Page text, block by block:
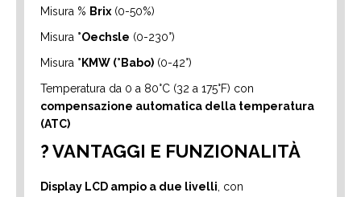
Misura % Brix (0-50%)
Misura °Oechsle (0-230°)
Misura °KMW (°Babo) (0-42°)
Temperatura da 0 a 80°C (32 a 175°F) con
compensazione automatica della temperatura
(ATC)
? VANTAGGI E FUNZIONALITÀ
Display LCD ampio a due livelli , con